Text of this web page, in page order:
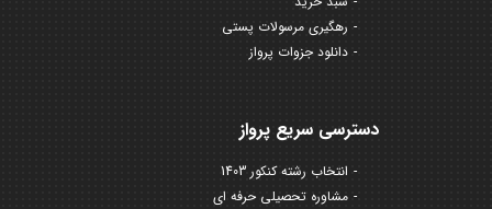
رهگیری مرسولات پستی
دانلود جزوات پرواز
دسترسی سریع پرواز
انتخاب رشته کنکور 1403
مشاوره تحصیلی حرفه ای